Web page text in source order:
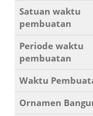
Satuan waktu
pembuatan
Periode waktu
pembuatan
Waktu
Ornamen